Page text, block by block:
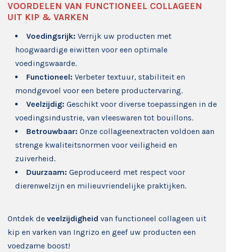
VOORDELEN VAN FUNCTIONEEL COLLAGEEN
UIT KIP & VARKEN
Voedingsrijk: Verrijk uw producten met
hoogwaardige eiwitten voor een optimale
voedingswaarde.
Functioneel: Verbeter textuur, stabiliteit en
mondgevoel voor een betere productervaring.
Veelzijdig: Geschikt voor diverse toepassingen in de
voedingsindustrie, van vleeswaren tot bouillons.
Betrouwbaar: Onze collageenextracten voldoen aan
strenge kwaliteitsnormen voor veiligheid en
zuiverheid.
Duurzaam: Geproduceerd met respect voor
dierenwelzijn en milieuvriendelijke praktijken.
Ontdek de veelzijdigheid van functioneel collageen uit
kip en varken van Ingrizo en geef uw producten een
voedzame boost!